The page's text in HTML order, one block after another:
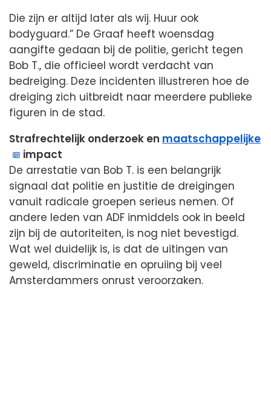
Die zijn er altijd later als wij. Huur ook
bodyguard.” De Graaf heeft woensdag
aangifte gedaan bij de politie, gericht tegen
Bob T., die officieel wordt verdacht van
bedreiging. Deze incidenten illustreren hoe de
dreiging zich uitbreidt naar meerdere publieke
figuren in de stad.
Strafrechtelijk onderzoek en maatschappelijke
impact
De arrestatie van Bob T. is een belangrijk
signaal dat politie en justitie de dreigingen
vanuit radicale groepen serieus nemen. Of
andere leden van ADF inmiddels ook in beeld
zijn bij de autoriteiten, is nog niet bevestigd.
Wat wel duidelijk is, is dat de uitingen van
geweld, discriminatie en opruiing bij veel
Amsterdammers onrust veroorzaken.